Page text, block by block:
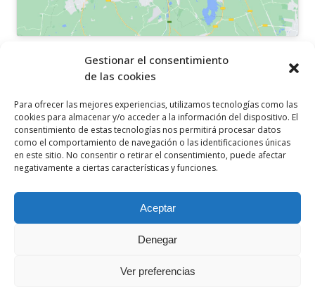
Gestionar el consentimiento
de las cookies
Para ofrecer las mejores experiencias, utilizamos tecnologías como las
cookies para almacenar y/o acceder a la información del dispositivo. El
consentimiento de estas tecnologías nos permitirá procesar datos
como el comportamiento de navegación o las identificaciones únicas
en este sitio. No consentir o retirar el consentimiento, puede afectar
negativamente a ciertas características y funciones.
Aceptar
Denegar
Ver preferencias
OTROS ENLACES
Política de cookies
Aviso legal
Canal ético
SÍGUENOS EN